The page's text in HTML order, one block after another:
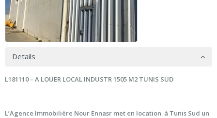
Details
L181110 – A LOUER LOCAL INDUSTR 1505 M2 TUNIS SUD
L’Agence Immobilière Nour Ennasr met en location à Tunis Sud un